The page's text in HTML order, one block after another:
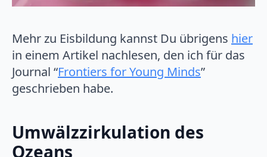
Mehr zu Eisbildung kannst Du übrigens hier
in einem Artikel nachlesen, den ich für das
Journal “Frontiers for Young Minds”
geschrieben habe.
Umwälzzirkulation des
Ozeans